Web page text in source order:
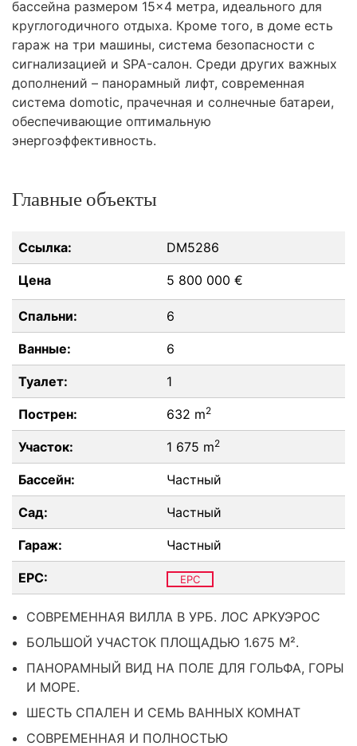
бассейна размером 15×4 метра, идеального для
круглогодичного отдыха. Кроме того, в доме есть
гараж на три машины, система безопасности с
сигнализацией и SPA-салон. Среди других важных
дополнений – панорамный лифт, современная
система domotic, прачечная и солнечные батареи,
обеспечивающие оптимальную
энергоэффективность.
Главные объекты
Ссылка: DM5286
Цена 5 800 000 €
Спальни: 6
Ванные: 6
Туалет: 1
Пострен: 632 m2
Участок: 1 675 m2
Бассейн: Частный
Сад: Частный
Гараж: Частный
EPC: EPC
СОВРЕМЕННАЯ ВИЛЛА В УРБ. ЛОС АРКУЭРОС
БОЛЬШОЙ УЧАСТОК ПЛОЩАДЬЮ 1.675 М².
ПАНОРАМНЫЙ ВИД НА ПОЛЕ ДЛЯ ГОЛЬФА, ГОРЫ
И МОРЕ.
ШЕСТЬ СПАЛЕН И СЕМЬ ВАННЫХ КОМНАТ
СОВРЕМЕННАЯ И ПОЛНОСТЬЮ